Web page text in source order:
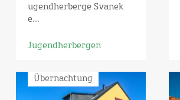
ugendherberge Svanek
e...
Jugendherbergen
Übernachtung